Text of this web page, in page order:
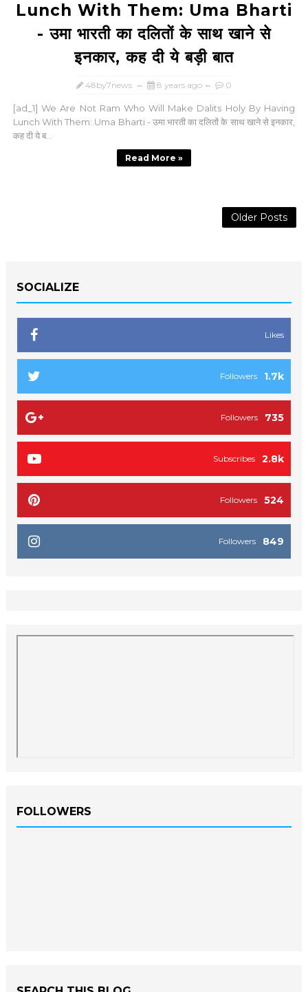
Lunch With Them: Uma Bharti
- उमा भारती का दलितों के साथ खाने से
इनकार, कह दी ये बड़ी बात
48by7news 8 years ago 0
[ad_1] We Are Not Ram Who Will Make Dalits Holy By Having
Lunch With Them: Uma Bharti - उमा भारती का दलितों के साथ खाने से इनकार,
कह दी ये ब...
Read More »
Older Posts
SOCIALIZE
Likes
1.7k
Followers
735
Followers
2.8k
Subscribes
524
Followers
849
Followers
FOLLOWERS